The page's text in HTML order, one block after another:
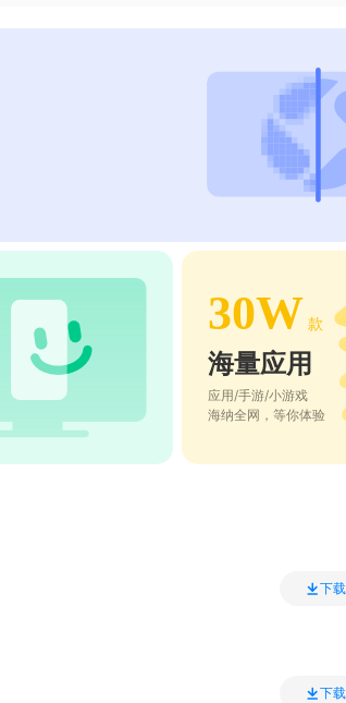
30W 款
海量应用
应用/手游/小游戏
海纳全网，等你体验
下载
下载